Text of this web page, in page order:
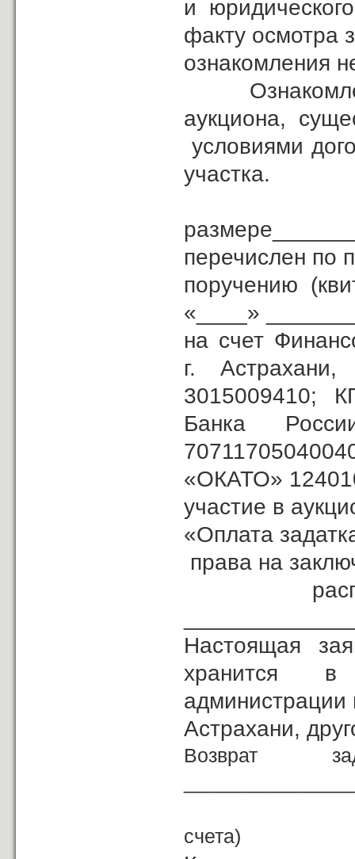
и
факту осмотра
ознакомления
Ознакомлен
аукциона,
условиями
участка.
перечислен по
поручению
«____»
на счет
г.
3015009410;
Банка
«ОКАТО»
участие в
«Опла­та
права на
Настоящая
хранится в
администрации
Астрахани,
Возврат
счета)